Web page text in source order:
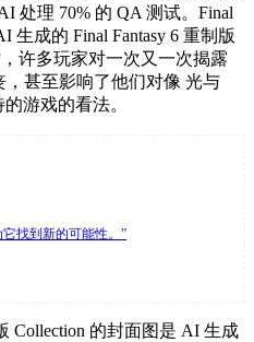
处理 70% 的 QA 测试。Final
生成的 Final Fantasy 6 重制版
许多玩家对一次又一次揭露
甚至影响了他们对像 光与
游戏的看法。
找到新的可能性。”
Collection 的封面图是 AI 生成